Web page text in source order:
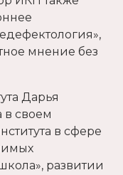
мнение без
Дарья
в своем
в сфере
развитии